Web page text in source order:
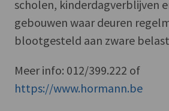
scholen, kinderdagverblijven
gebouwen waar deuren
blootgesteld aan zware
Meer info: 012/399.222 of
https://www.hormann.be